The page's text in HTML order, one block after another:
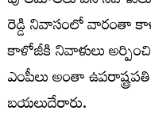
రెడ్డి నివాసంలో వారంతా
కాళోజీకి నివాళులు
ఎంపీలు అంతా
బయలుదేరారు.